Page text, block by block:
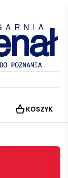
KOSZYK